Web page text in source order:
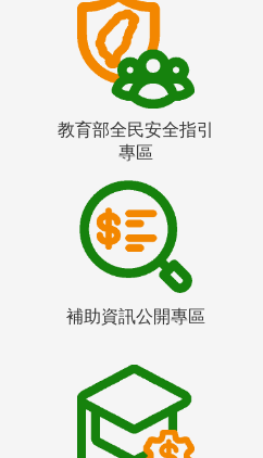
教育部全民安全指引
專區
補助資訊公開專區